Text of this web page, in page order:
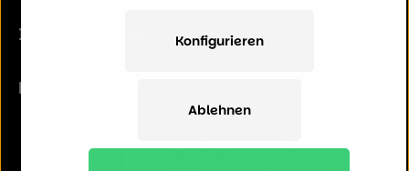
INFORMATION
KATEGORIEN
Ablehnen
Konfigurieren